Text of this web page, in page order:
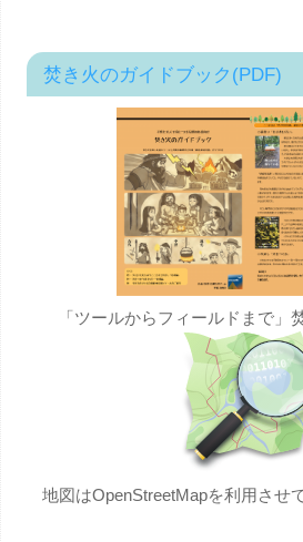
焚き火のガイドブック(PDF)
「ツールからフィールドまで」
地図はOpenStreetMapを利用させ